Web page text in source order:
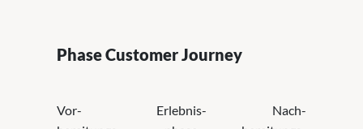
Phase Customer Journey
Vor­
Erlebnis­
Nach­